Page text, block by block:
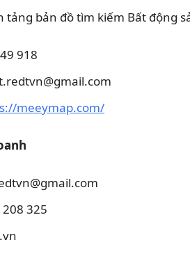
tảng bản đồ tìm kiếm Bất động
918
meeymap.com/
325